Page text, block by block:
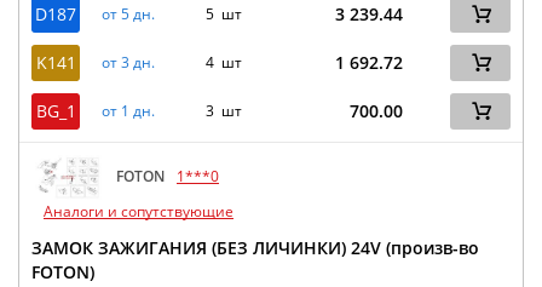
D187
от 5 дн. 5 шт 3 239.44
K141 от 3 дн. 4 шт 1 692.72
BG_1 от 1 дн. 3 шт 700.00
FOTON
1***0
Аналоги и сопутствующие
ЗАМОК ЗАЖИГАНИЯ (БЕЗ ЛИЧИНКИ) 24V (произв-во
FOTON)